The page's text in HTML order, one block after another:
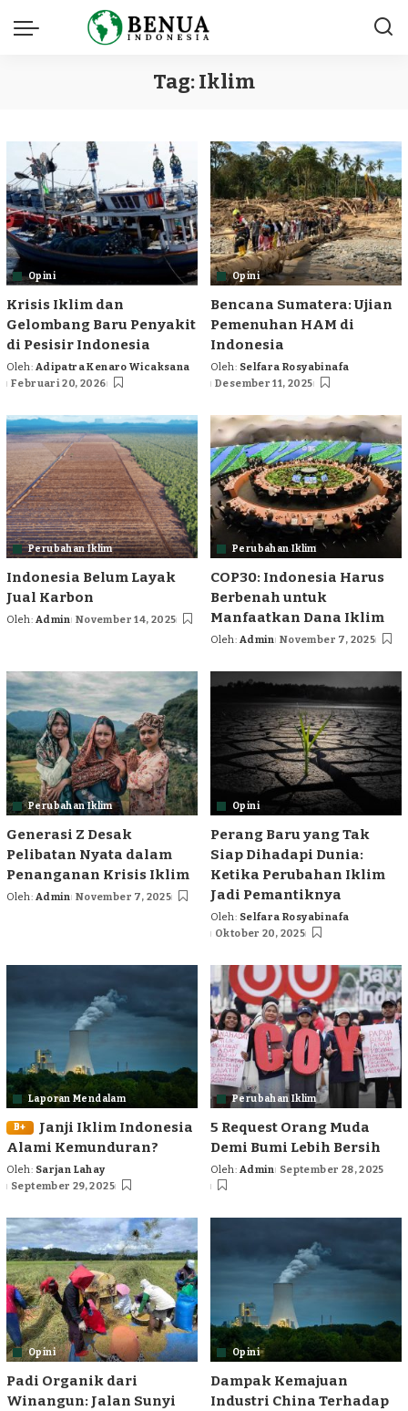
Tag:Iklim
Opini
Krisis Iklim dan
Gelombang Baru Penyakit
di Pesisir Indonesia
Posted
by
Oleh: Adipatra Kenaro Wicaksana
Februari 20, 2026
Opini
Bencana Sumatera: Ujian
Pemenuhan HAM di
Indonesia
Posted
by
Oleh: Selfara Rosyabinafa
Desember 11, 2025
Perubahan Iklim
Indonesia Belum Layak
Jual Karbon
Posted
Oleh: Admin November 14, 2025
Perubahan Iklim
COP30: Indonesia Harus
Berbenah untuk
Manfaatkan Dana Iklim
Posted
Oleh: Admin November 7, 2025
Perubahan Iklim
Generasi Z Desak
Pelibatan Nyata dalam
Penanganan Krisis Iklim
Posted
Oleh: Admin November 7, 2025
Opini
Perang Baru yang Tak
Siap Dihadapi Dunia:
Ketika Perubahan Iklim
Jadi Pemantiknya
Posted
by
Oleh: Selfara Rosyabinafa
Oktober 20, 2025
Laporan Mendalam
B+
Janji Iklim Indonesia
Alami Kemunduran?
Posted
by
Oleh: Sarjan Lahay
September 29, 2025
Perubahan Iklim
5 Request Orang Muda
Demi Bumi Lebih Bersih
Posted
by
Oleh: Admin September 28, 2025
Opini
Padi Organik dari
Winangun: Jalan Sunyi
Opini
Dampak Kemajuan
Industri China Terhadap